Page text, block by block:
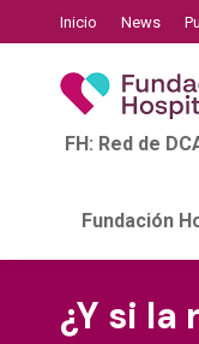
Inicio News
FH: Red de
Fundación
¿Y si